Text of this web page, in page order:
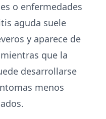
o enfermedades
aguda suele
y aparece de
que la
desarrollarse
menos